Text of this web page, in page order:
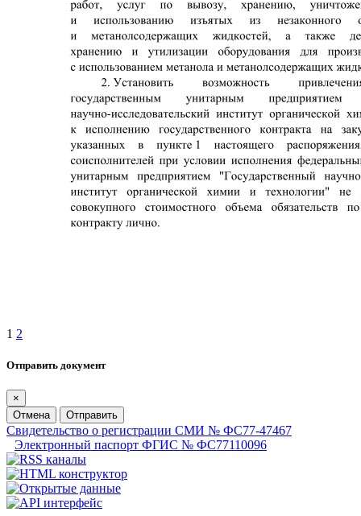
1 2
Отправить документ
×
Отмена
Отправить
Свидетельство о регистрации СМИ № ФС77-47467
Электронный паспорт ФГИС № ФС77110096